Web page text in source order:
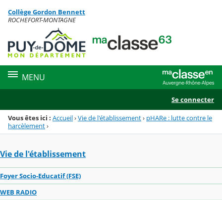
Menu de la rubrique
Contenu
Collège Gordon Bennett
ROCHEFORT-MONTAGNE
MENU
Se connecter
Vous êtes ici : Accueil›Vie de l'établissement› pHARe : lutte contre le
harcèlement›
Vie de l'établissement
Foyer Socio-Educatif (FSE)
WEB RADIO